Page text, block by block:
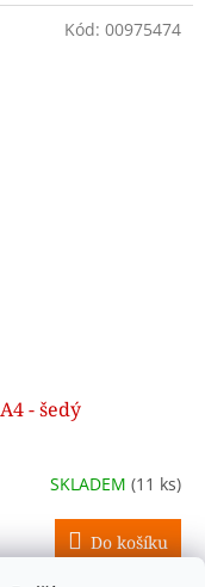
- šedý
SKLADEM (11 ks)
Do košíku
Kód: 00975474